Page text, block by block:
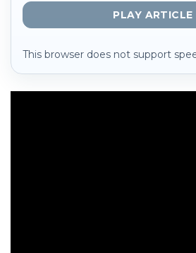
PLAY ARTICLE
This browser does not support